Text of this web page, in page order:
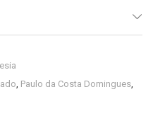
, Paulo da Costa Domingues,